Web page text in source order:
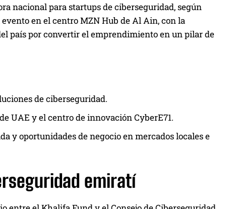
nacional para startups de ciberseguridad, según
en el centro MZN Hub de Al Ain, con la
país por convertir el emprendimiento en un pilar de
de ciberseguridad.
UAE y el centro de innovación CyberE71.
y oportunidades de negocio en mercados locales e
emiratí